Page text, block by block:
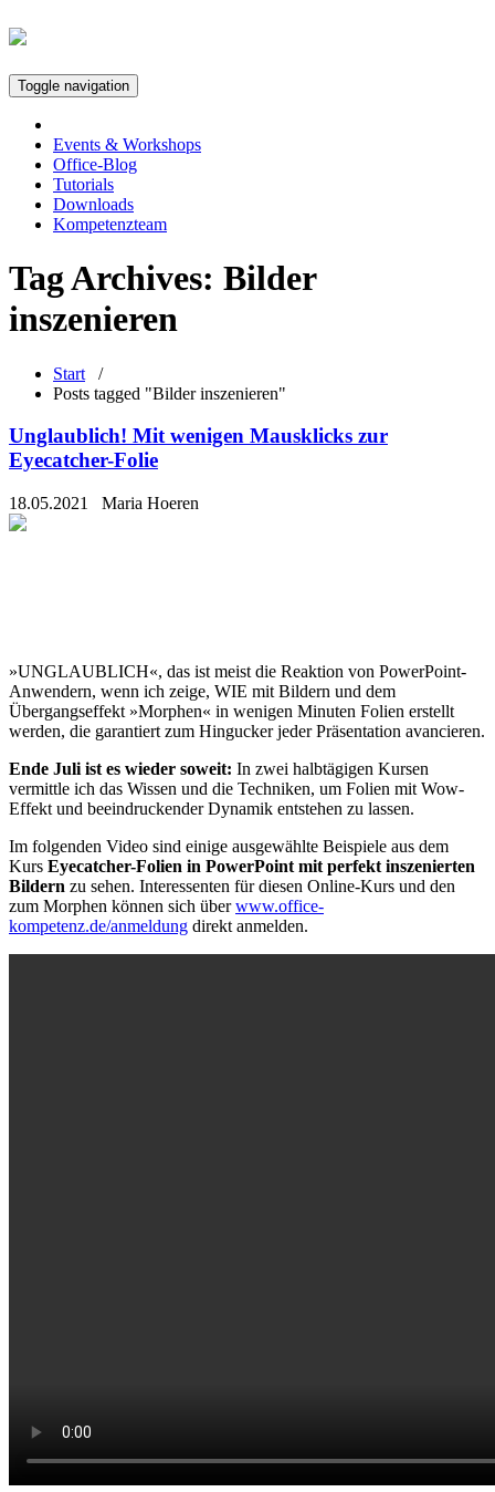
Toggle navigation
Events & Workshops
Office-Blog
Tutorials
Downloads
Kompetenzteam
Tag Archives: Bilder
inszenieren
Start /
Posts tagged "Bilder inszenieren"
Unglaublich! Mit wenigen Mausklicks zur
Eyecatcher-Folie
18.05.2021 Maria Hoeren
»UNGLAUBLICH«, das ist meist die Reaktion von PowerPoint-
Anwendern, wenn ich zeige, WIE mit Bildern und dem
Übergangseffekt »Morphen« in wenigen Minuten Folien erstellt
werden, die garantiert zum Hingucker jeder Präsentation avancieren.
Ende Juli ist es wieder soweit: In zwei halbtägigen Kursen
vermittle ich das Wissen und die Techniken, um Folien mit Wow-
Effekt und beeindruckender Dynamik entstehen zu lassen.
Im folgenden Video sind einige ausgewählte Beispiele aus dem
Kurs Eyecatcher-Folien in PowerPoint mit perfekt inszenierten
Bildern zu sehen. Interessenten für diesen Online-Kurs und den
zum Morphen können sich überwww.office-
kompetenz.de/anmeldung direkt anmelden.